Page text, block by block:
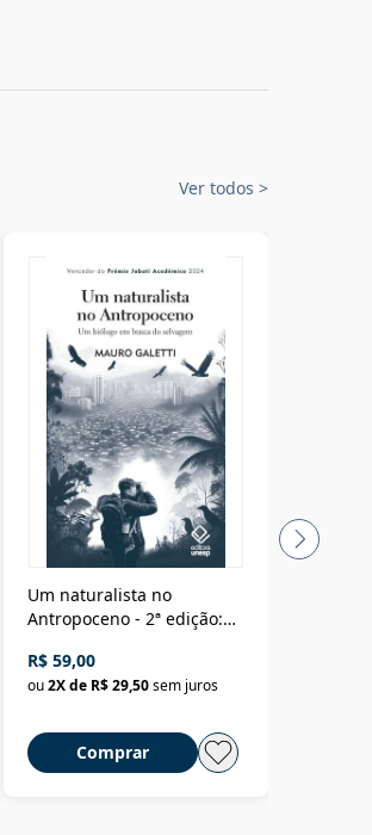
Ver todos >
Um naturalista no
Antropoceno - 2ª edição:
selvagem
R$ 59,00
ou2X de R$ 29,50sem juros
Comprar